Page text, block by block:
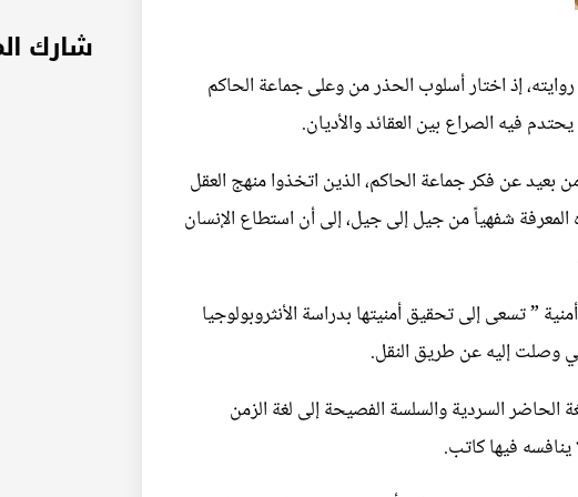
إذ اختار أسلوب الحذر من وعلى جماعة الحاكم
فيه الصراع بين العقائد والأديان.
بعيد عن فكر جماعة الحاكم، الذين اتخذوا منهج العقل
شفهياً من جيل إلى جيل، إلى أن استطاع الإنسان
” تسعى إلى تحقيق أمنيتها بدراسة الأنثروبولوجيا
وصلت إليه عن طريق النقل.
الحاضر السردية والسلسة الفصيحة إلى لغة الزمن
ينافسه فيها كاتب.
شارك